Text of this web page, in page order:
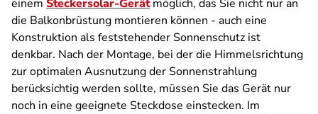
einem Steckersolar-Gerätmöglich, das Sie nicht nur an
die Balkonbrüstung montieren können - auch eine
Konstruktion als feststehender Sonnenschutz ist
denkbar. Nach der Montage, bei der die Himmelsrichtung
zur optimalen Ausnutzung der Sonnenstrahlung
berücksichtig werden sollte, müssen Sie das Gerät nur
noch in eine geeignete Steckdose einstecken. Im